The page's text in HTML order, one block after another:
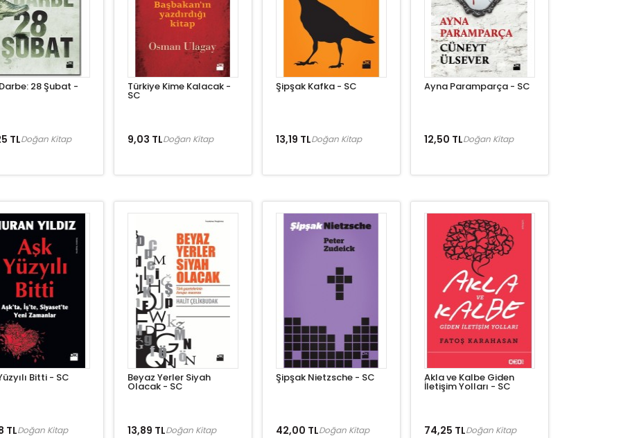
28 Şubat -
TLDoğan Kitap
Türkiye Kime Kalacak -
SC
9,03 TLDoğan Kitap
Şipşak Kafka - SC
13,19 TLDoğan Kitap
Ayna Paramparça - SC
12,50 TLDoğan Kitap
Bitti - SC
TLDoğan Kitap
Beyaz Yerler Siyah
Olacak - SC
13,89 TLDoğan Kitap
Şipşak Nietzsche - SC
42,00 TLDoğan Kitap
Akla ve Kalbe Giden
İletişim Yolları - SC
74,25 TLDoğan Kitap